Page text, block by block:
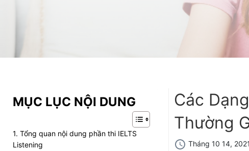
MỤC LỤC NỘI DUNG
1. Tổng quan nội dung phần thi IELTS
Listening
Các
Thường
Tháng 10 14, 2021